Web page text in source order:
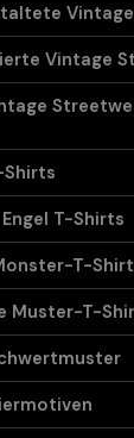
Vintage
T-Shirts
T-
Muster-T-